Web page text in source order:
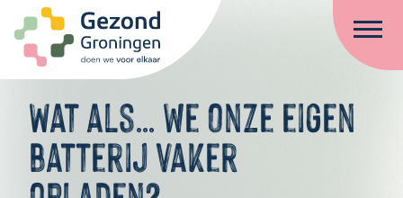
Ga naar de inhoud
Wat als… we onze eigen
batterij vaker